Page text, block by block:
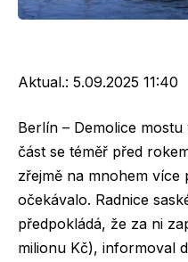
Aktual.: 5.09.2025 11:40
Berlín – Demolice
část se téměř před
zřejmě na mnohem více
očekávalo. Radnice
předpokládá, že za ni
milionu Kč), informoval